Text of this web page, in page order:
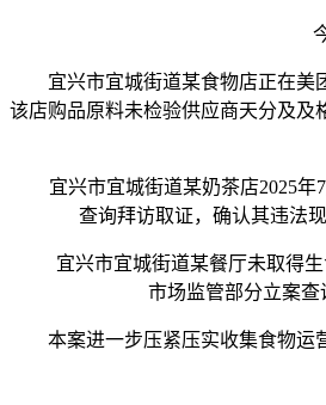
今
宜兴市宜城街道某食物店正在美团
该店购品原料未检验供应商天分及及
宜兴市宜城街道某奶茶店2025年7
查询拜访取证，确认其违法
宜兴市宜城街道某餐厅未取得生食
市场监管部分立案查
本案进一步压紧压实收集食物运营